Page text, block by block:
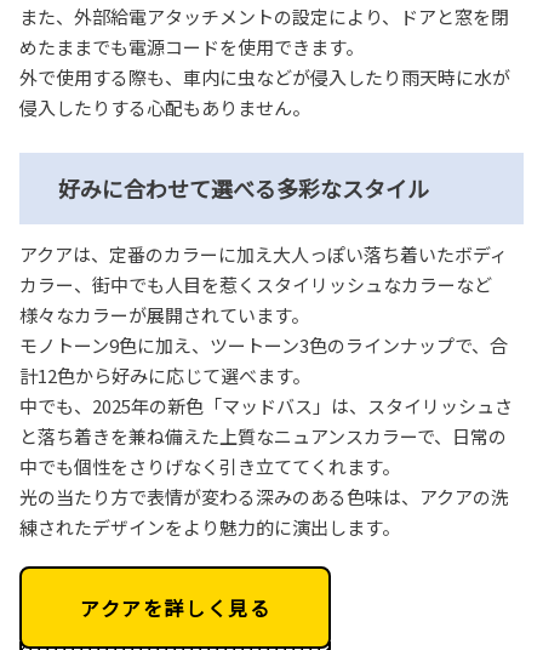
また、外部給電アタッチメントの設定により、ドアと窓を閉
めたままでも電源コードを使用できます。
外で使用する際も、車内に虫などが侵入したり雨天時に水が
侵入したりする心配もありません。
好みに合わせて選べる多彩なスタイル
アクアは、定番のカラーに加え大人っぽい落ち着いたボディ
カラー、街中でも人目を惹くスタイリッシュなカラーなど
様々なカラーが展開されています。
モノトーン9色に加え、ツートーン3色のラインナップで、合
計12色から好みに応じて選べます。
中でも、2025年の新色「マッドバス」は、スタイリッシュさ
と落ち着きを兼ね備えた上質なニュアンスカラーで、日常の
中でも個性をさりげなく引き立ててくれます。
光の当たり方で表情が変わる深みのある色味は、アクアの洗
練されたデザインをより魅力的に演出します。
アクアを詳しく見る